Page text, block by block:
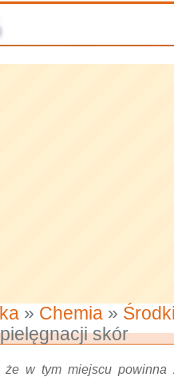
» Chemia »
skór
że w tym miejscu powinna